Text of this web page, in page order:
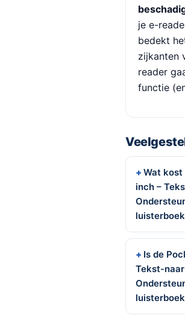
je e-
bedekt
zijkanten
reader
functie
Wat kost
inch –
Is de
Tekst-